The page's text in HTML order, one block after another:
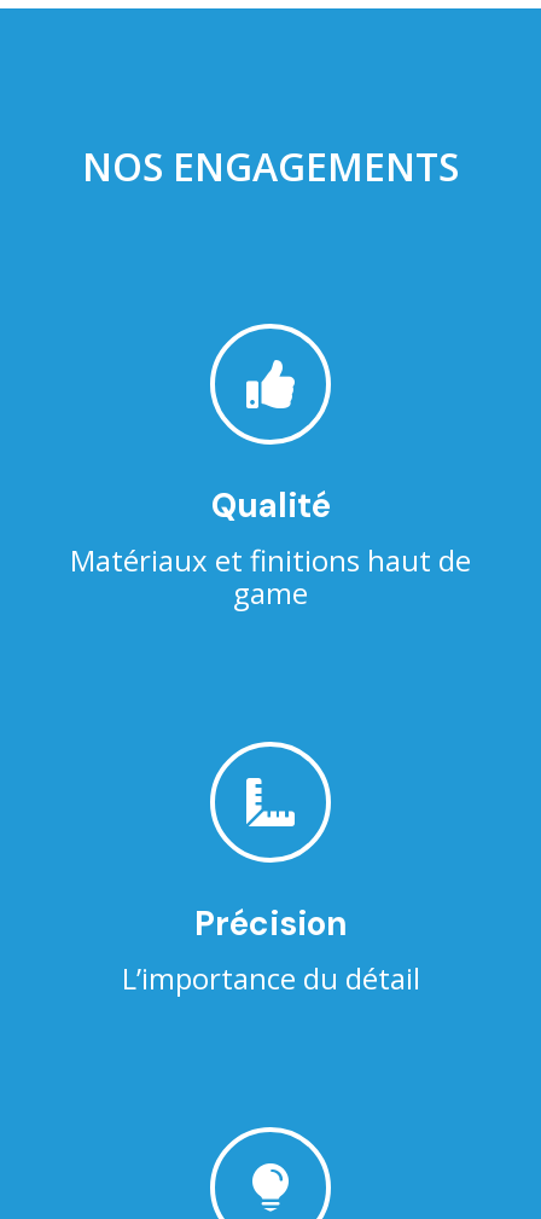
NOS ENGAGEMENTS

Qualité
Matériaux et finitions haut de
game

Précision
L’importance du détail
